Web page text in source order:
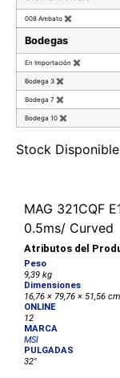
008 Ambato ✖
Bodegas
En Importación ✖
Bodega 3 ✖
Bodega 7 ✖
Bodega 10 ✖
Stock
MAG 321CQF
0.5ms/ Curved
Atributos del
Peso
9,39 kg
Dimensiones
16,76 × 79,76 × 51,56 cm
ONLINE
12
MARCA
MSI
PULGADAS
32"